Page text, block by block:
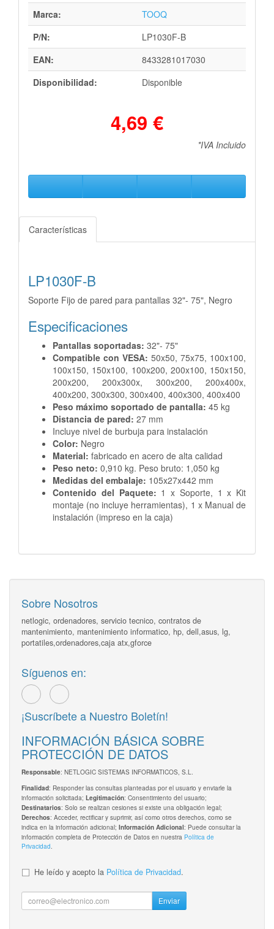
Marca:
TOOQ
P/N:
LP1030F-B
EAN:
8433281017030
Disponibilidad:
Disponible
4,69 €
*IVA Incluido
Características
LP1030F-B
Soporte Fijo de pared para pantallas 32"- 75", Negro
Especificaciones
Pantallas soportadas: 32"- 75"
Compatible con VESA: 50x50, 75x75, 100x100,
100x150, 150x100, 100x200, 200x100, 150x150,
200x200, 200x300x, 300x200, 200x400x,
400x200, 300x300, 300x400, 400x300, 400x400
Peso máximo soportado de pantalla: 45 kg
Distancia de pared: 27 mm
Incluye nivel de burbuja para instalación
Color: Negro
Material: fabricado en acero de alta calidad
Peso neto: 0,910 kg. Peso bruto: 1,050 kg
Medidas del embalaje: 105x27x442 mm
Contenido del Paquete: 1 x Soporte, 1 x Kit
montaje (no incluye herramientas), 1 x Manual de
instalación (impreso en la caja)
Sobre Nosotros
netlogic, ordenadores, servicio tecnico, contratos de
mantenimiento, mantenimiento informatico, hp, dell,asus, lg,
portatiles,ordenadores,caja atx,gforce
Síguenos en:
¡Suscríbete a Nuestro Boletín!
INFORMACIÓN BÁSICA SOBRE
PROTECCIÓN DE DATOS
Responsable: NETLOGIC SISTEMAS INFORMATICOS, S.L.
Finalidad: Responder las consultas planteadas por el usuario y enviarle la
información solicitada; Legitimación: Consentimiento del usuario;
Destinatarios: Solo se realizan cesiones si existe una obligación legal;
Derechos: Acceder, rectificar y suprimir, así como otros derechos, como se
indica en la información adicional; Información Adicional: Puede consultar la
información completa de Protección de Datos en nuestra Política de
Privacidad
He leído y acepto la Política de Privacidad.
Enviar